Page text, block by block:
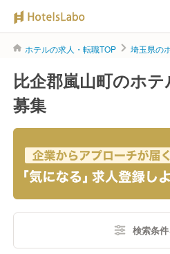
ホテルの求人・転職TOP 埼玉県の
比企郡嵐山町のホテ
募集
検索条